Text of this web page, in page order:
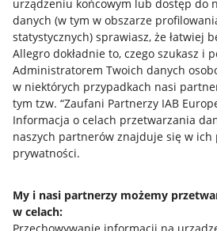
urządzeniu końcowym lub dostęp do
danych (w tym w obszarze
statystycznych) sprawiasz, że łatwiej
Allegro dokładnie to, czego szukasz i
Administratorem Twoich danych
w niektórych przypadkach nasi
tym tzw. “Zaufani Partnerzy IAB
Informacja o celach przetwarzania
naszych partnerów znajduje się w ich
prywatności.
My i nasi partnerzy możemy
w celach:
Przydatne informacje
Jak to działa
Allegro Gadane dla sprzedających